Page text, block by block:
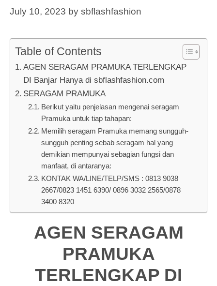
July 10, 2023 by sbflashfashion
Table of Contents
AGEN SERAGAM PRAMUKA TERLENGKAP
DI Banjar Hanya di sbflashfashion.com
SERAGAM PRAMUKA
Berikut yaitu penjelasan mengenai seragam
Pramuka untuk tiap tahapan:
Memilih seragam Pramuka memang sungguh-
sungguh penting sebab seragam hal yang
demikian mempunyai sebagian fungsi dan
manfaat, di antaranya:
KONTAK WA/LINE/TELP/SMS : 0813 9038
2667/0823 1451 6390/ 0896 3032 2565/0878
3400 8320
AGEN SERAGAM
PRAMUKA
TERLENGKAP DI